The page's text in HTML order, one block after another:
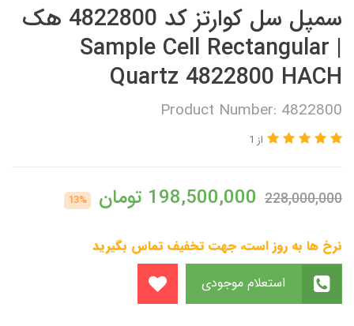
سمپل سل کوارتز کد 4822800 هک
| Sample Cell Rectangular
Quartz 4822800 HACH
Product Number: 4822800
از 1
228,000,000
198,500,000 تومان 13%
نرخ ها به روز است، جهت تخفیف تماس بگیرید